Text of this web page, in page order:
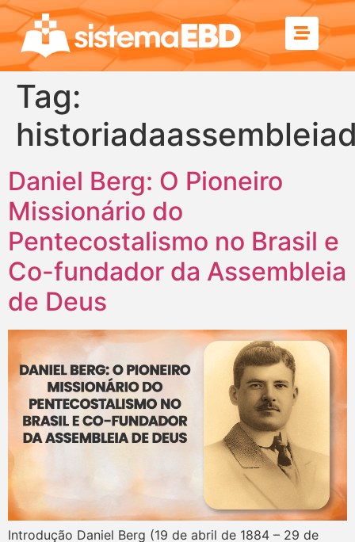
Tag:
Daniel Berg: O Pioneiro
Missionário do
Pentecostalismo no Brasil e
Co-fundador da Assembleia
de Deus
Introdução Daniel Berg (19 de abril de 1884 – 29 de